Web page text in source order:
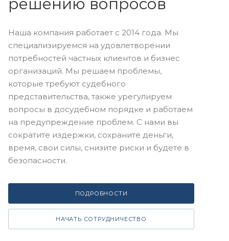
Наша компания работает с 2014 года. Мы
специализируемся на удовлетворении
потребностей частных клиентов и бизнес
организаций. Мы решаем проблемы,
которые требуют судебного
представительства, также урегулируем
вопросы в досудебном порядке и работаем
на предупреждение проблем. С нами вы
сократите издержки, сохраните деньги,
время, свои силы, снизите риски и будете в
безопасности.
ПОДРОБНОСТИ
НАЧАТЬ СОТРУДНИЧЕСТВО